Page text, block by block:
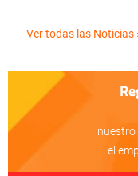
Ver todas las Noticias
nuestro
el